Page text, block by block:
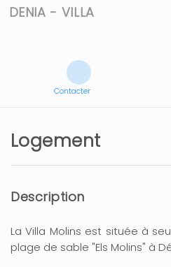
DENIA - VILLA
Contacter
Logement
Description
La Villa Molins est située à
plage de sable "Els Molins" à